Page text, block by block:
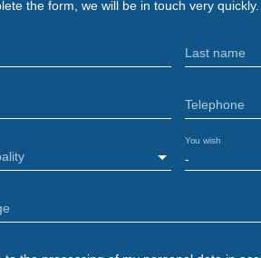
the form, we will be in touch very quickly.
Last name
Telephone
-
You wish